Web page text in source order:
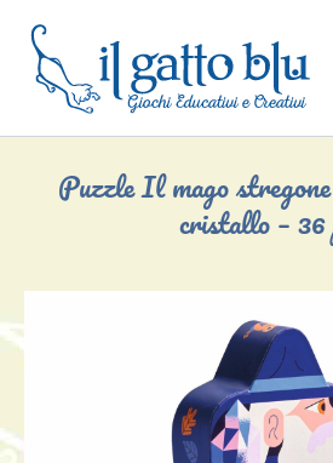
contenuto
Puzzle Il mago
cristallo – 36